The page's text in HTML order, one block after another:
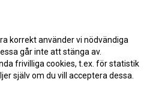
korrekt använder vi nödvändiga
går inte att stänga av.
frivilliga cookies, t.ex. för statistik
själv om du vill acceptera dessa.